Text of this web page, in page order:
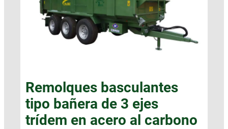
Remolques basculantes
tipo bañera de 3 ejes
trídem en acero al carbono